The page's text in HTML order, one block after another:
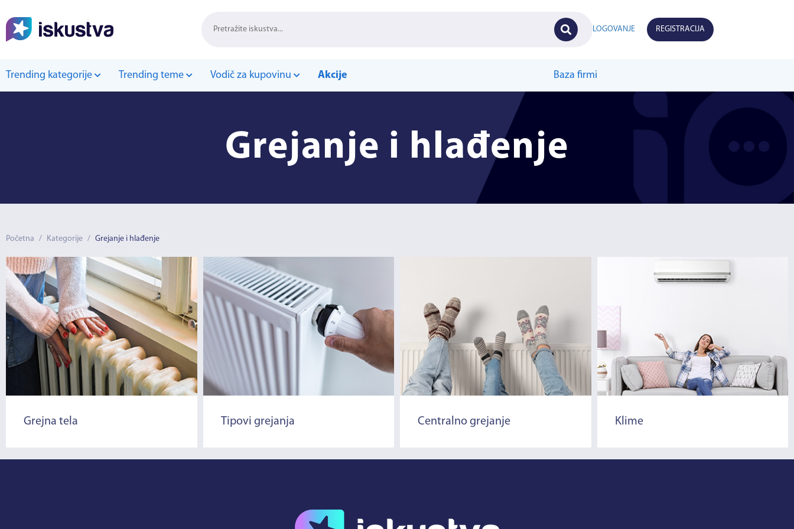
LOGOVANJE REGISTRACIJA
Trending kategorije Trending teme Vodič za kupovinu Akcije Baza firmi
Grejanje i hlađenje
Početna / Kategorije / Grejanje i hlađenje
Grejna tela Tipovi grejanja Centralno grejanje Klime